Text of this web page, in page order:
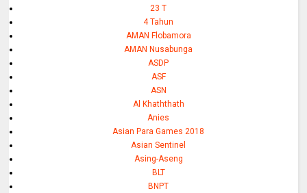
23 T
4 Tahun
AMAN Flobamora
AMAN Nusabunga
ASDP
ASF
ASN
Al Khaththath
Anies
Asian Para Games 2018
Asian Sentinel
Asing-Aseng
BLT
BNPT